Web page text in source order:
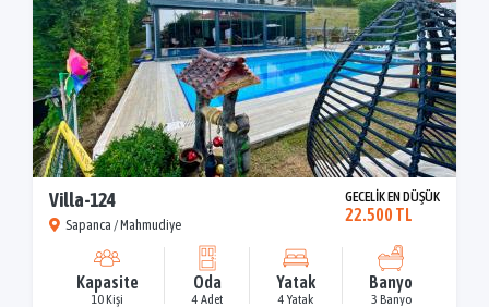
Villa-124
Sapanca / Mahmudiye
GECELİK EN DÜŞÜK
22.500 TL
Kapasite
10 Kişi
Oda
4 Adet
Yatak
4 Yatak
Banyo
3 Banyo